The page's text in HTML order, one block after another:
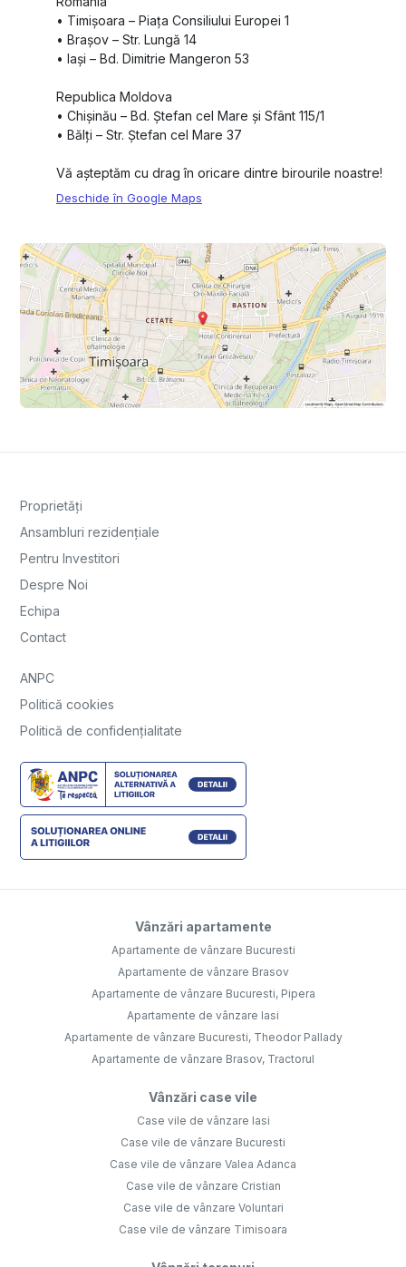
•⁠ ⁠Timișoara – Piața Consiliului Europei 1
•⁠ ⁠Brașov – Str. Lungă 14
•⁠ ⁠Iași – Bd. Dimitrie Mangeron 53
Republica Moldova
•⁠ ⁠Chișinău – Bd. Ștefan cel Mare și Sfânt 115/1
•⁠ ⁠Bălți – Str. Ștefan cel Mare 37
Vă așteptăm cu drag în oricare dintre birourile noastre!
Deschide în Google Maps
Proprietăți
Ansambluri rezidențiale
Pentru Investitori
Despre Noi
Echipa
Contact
ANPC
Politică cookies
Politică de confidențialitate
Vânzări apartamente
Apartamente de vânzare Bucuresti
Apartamente de vânzare Brasov
Apartamente de vânzare Bucuresti, Pipera
Apartamente de vânzare Iasi
Apartamente de vânzare Bucuresti, Theodor Pallady
Apartamente de vânzare Brasov, Tractorul
Vânzări case vile
Case vile de vânzare Iasi
Case vile de vânzare Bucuresti
Case vile de vânzare Valea Adanca
Case vile de vânzare Cristian
Case vile de vânzare Voluntari
Case vile de vânzare Timisoara